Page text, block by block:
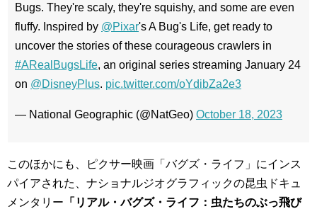
Bugs. They're scaly, they're squishy, and some are even
fluffy. Inspired by @Pixar's A Bug's Life, get ready to
uncover the stories of these courageous crawlers in
#ARealBugsLife, an original series streaming January 24
on @DisneyPlus. pic.twitter.com/oYdibZa2e3
— National Geographic (@NatGeo) October 18, 2023
このほかにも、ピクサー映画「バグズ・ライフ」にインス
パイアされた、ナショナルジオグラフィックの昆虫ドキュ
メンタリー 「リアル・バグズ・ライフ：虫たちのぶっ飛び